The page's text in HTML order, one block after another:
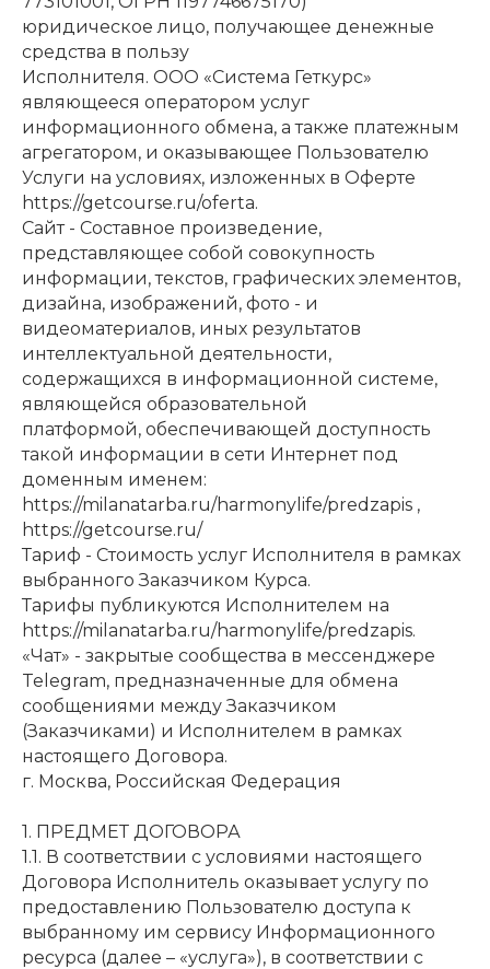
юридическое лицо, получающее денежные
средства в пользу
Исполнителя. ООО «Система Геткурс»
являющееся оператором услуг
информационного обмена, а также платежным
агрегатором, и оказывающее Пользователю
Услуги на условиях, изложенных в Оферте
https://getcourse.ru/oferta.
Сайт - Составное произведение,
представляющее собой совокупность
информации, текстов, графических элементов,
дизайна, изображений, фото - и
видеоматериалов, иных результатов
интеллектуальной деятельности,
содержащихся в информационной системе,
являющейся образовательной
платформой, обеспечивающей доступность
такой информации в сети Интернет под
доменным именем:
https://milanatarba.ru/harmonylife/predzapis ,
https://getcourse.ru/
Тариф - Стоимость услуг Исполнителя в рамках
выбранного Заказчиком Курса.
Тарифы публикуются Исполнителем на
https://milanatarba.ru/harmonylife/predzapis.
«Чат» - закрытые сообщества в мессенджере
Telegram, предназначенные для обмена
сообщениями между Заказчиком
(Заказчиками) и Исполнителем в рамках
настоящего Договора.
г. Москва, Российская Федерация
1. ПРЕДМЕТ ДОГОВОРА
1.1. В соответствии с условиями настоящего
Договора Исполнитель оказывает услугу по
предоставлению Пользователю доступа к
выбранному им сервису Информационного
ресурса (далее – «услуга»), в соответствии с